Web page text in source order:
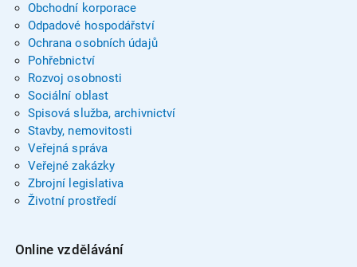
Obchodní korporace
Odpadové hospodářství
Ochrana osobních údajů
Pohřebnictví
Rozvoj osobnosti
Sociální oblast
Spisová služba, archivnictví
Stavby, nemovitosti
Veřejná správa
Veřejné zakázky
Zbrojní legislativa
Životní prostředí
Online vzdělávání